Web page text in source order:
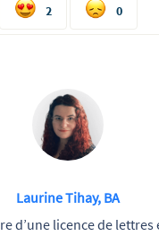
2 0
Laurine Tihay, BA
d’une licence de lettres